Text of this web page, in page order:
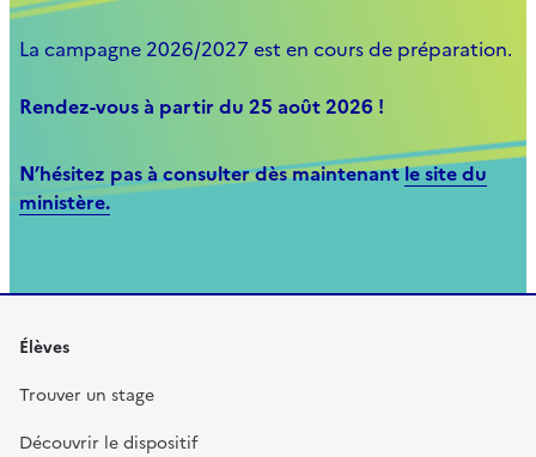
La campagne 2026/2027 est en cours de préparation.
Rendez-vous à partir du 25 août 2026 !
N’hésitez pas à consulter dès maintenantle site du
ministère.
Élèves
Trouver un stage
Découvrir le dispositif